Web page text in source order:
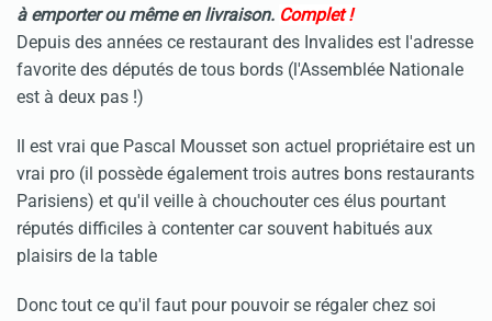
à emporter ou même en livraison. Complet !
Depuis des années ce restaurant des Invalides est l'adresse
favorite des députés de tous bords (l'Assemblée Nationale
est à deux pas !)
Il est vrai que Pascal Mousset son actuel propriétaire est un
vrai pro (il possède également trois autres bons restaurants
Parisiens) et qu'il veille à chouchouter ces élus pourtant
réputés difficiles à contenter car souvent habitués aux
plaisirs de la table
Donc tout ce qu'il faut pour pouvoir se régaler chez soi